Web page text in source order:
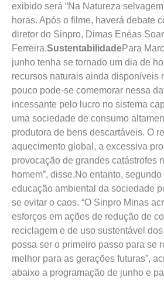
exibido será “Na Natureza
horas. Após o filme, haverá debate
diretor do Sinpro, Dimas Enéas
Ferreira.SustentabilidadePara
junho tenha se tornado um dia de
recursos naturais ainda disponíveis
pouco pode-se comemorar nessa
incessante pelo lucro no sistema
uma sociedade de consumo
produtora de bens descartáveis. O
aquecimento global, a excessiva
provocação de grandes catástrofes
homem”, disse.No entanto,
educação ambiental da sociedade
se evitar o caos. “O Sinpro Minas
esforços em ações de redução de
reciclagem e de uso sustentável
possa ser o primeiro passo para se
melhor para as gerações futuras”,
abaixo a programação de junho e